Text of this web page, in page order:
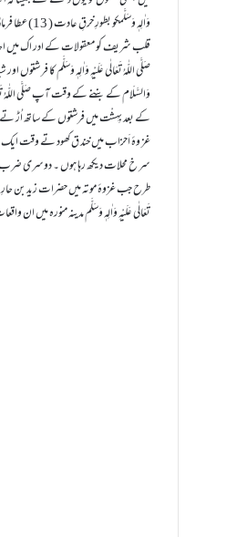
وَاٰلِہٖ وَسَلَّمکو بطورِ خرقِ عادت ( 13) عطا فرمائی تھی۔ جس طرح باری تعالٰی نے آپ صَلَّی اللّٰہُ تَعَالٰی عَلَیْہِ وَاٰلِہٖ وَسَلَّم کے
قلب شریف کو معقولات کے ادر اک میں
صَلَّی اللّٰہُ تَعَالٰی عَلَیْہِ وَاٰلِہٖ وَسَلَّم کا فر شتوں
وَالسَّلَام کے بننے کے وقت آپ صَلَّی اللّٰہُ
کے بعد بِہِشْت میں فرشتوں کے ساتھ اُڑ تے
غز وۂ اَحزاب میں خند ق کھود تے وقت ایک
طرح جب غزوۂ موتہ میں حضرات زید بن
تَعَالٰی عَلَیْہِ وَاٰلِہٖ وَسَلَّم مدینہ منورہ میں